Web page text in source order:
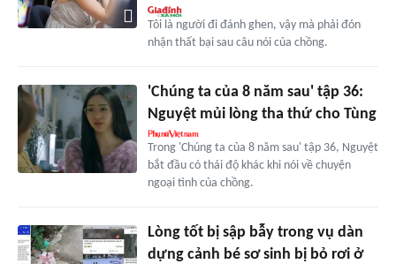
Tôi là người đi đánh ghen, vậy mà phải đón
nhận thất bại sau câu nói của chồng.
'Chúng ta của 8 năm sau' tập 36:
Nguyệt mủi lòng tha thứ cho Tùng
Trong 'Chúng ta của 8 năm sau' tập 36, Nguyệt
bắt đầu có thái độ khác khi nói về chuyện
ngoại tình của chồng.
Lòng tốt bị sập bẫy trong vụ dàn
dựng cảnh bé sơ sinh bị bỏ rơi ở